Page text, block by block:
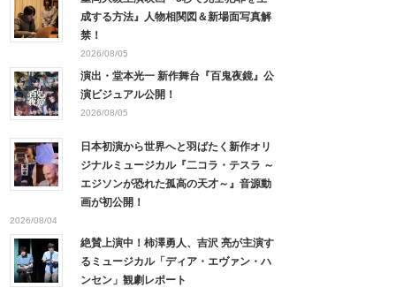
成する方法』人物相関図＆新場面写真解
禁！
2026/08/05
演出・堂本光一 新作舞台『百鬼夜鏡』公
演ビジュアル公開！
2026/08/05
日本初演から世界へと羽ばたく新作オリ
ジナルミュージカル『二コラ・テスラ ～
エジソンが恐れた孤高の天才～』音源動
画が初公開！
2026/08/04
絶賛上演中！柿澤勇人、吉沢 亮が主演す
るミュージカル「ディア・エヴァン・ハ
ンセン」観劇レポート